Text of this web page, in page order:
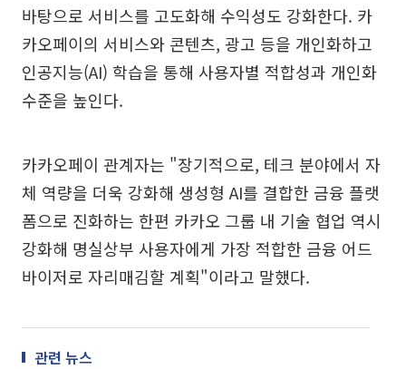
바탕으로 서비스를 고도화해 수익성도 강화한다. 카
카오페이의 서비스와 콘텐츠, 광고 등을 개인화하고
인공지능(AI) 학습을 통해 사용자별 적합성과 개인화
수준을 높인다.
카카오페이 관계자는 "장기적으로, 테크 분야에서 자
체 역량을 더욱 강화해 생성형 AI를 결합한 금융 플랫
폼으로 진화하는 한편 카카오 그룹 내 기술 협업 역시
강화해 명실상부 사용자에게 가장 적합한 금융 어드
바이저로 자리매김할 계획"이라고 말했다.
관련 뉴스